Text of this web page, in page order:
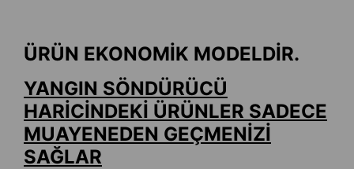
ÜRÜN EKONOMİK MODELDİR.
YANGIN SÖNDÜRÜCÜ
HARİCİNDEKİ ÜRÜNLER SADECE
MUAYENEDEN GEÇMENİZİ
SAĞLAR